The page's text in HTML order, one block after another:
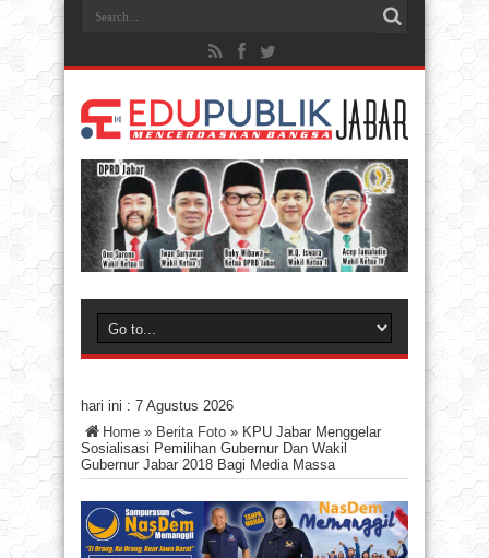
hari ini : 7 Agustus 2026
Home » Berita Foto » KPU Jabar Menggelar
Sosialisasi Pemilihan Gubernur Dan Wakil
Gubernur Jabar 2018 Bagi Media Massa